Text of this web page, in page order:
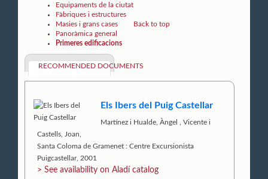
Equipaments de la ciutat
Fàbriques i estructures
Masies i grans cases
Panoràmica general
Primeres edificacions
RECOMMENDED DOCUMENTS
Els Ibers del Puig Castellar
Martínez i Hualde, Àngel ,Vicente i
Castells, Joan,
Santa Coloma de Gramenet : Centre Excursionista
Puigcastellar, 2001
> See availability on Aladí catalog
Back to top